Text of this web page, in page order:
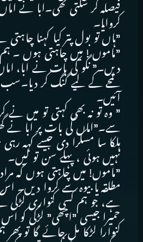
فیصلہ کر سکتی تھی۔ابا نے
کروایا۔
”ہاں تو بول پتر کیا کہنا
”ماموں ! میں چاہتی ہوں ۔ ہم
دیں۔” نگو کی بات نے ابا،
لمحے کے لیے گنگ کر
آئیں۔
” وہ تو نہ بھی کہتی تو میں نے
سے۔”اماں کی بات پر ابا نے
ہلکا سا مسکرا دی جیسے کہہ
نہیں ہوئی ، پہلے سن تو لیں۔
”ماموں! میں چاہتی ہوں کہ
مطلقہ یا بیوہ سے کروا دیں۔
ہے، جو ہم کسی کنواری لڑکی
حمیرا جیسی ”اچھی” لڑکی کو
کنوارا لڑکا مل جائے گا تو